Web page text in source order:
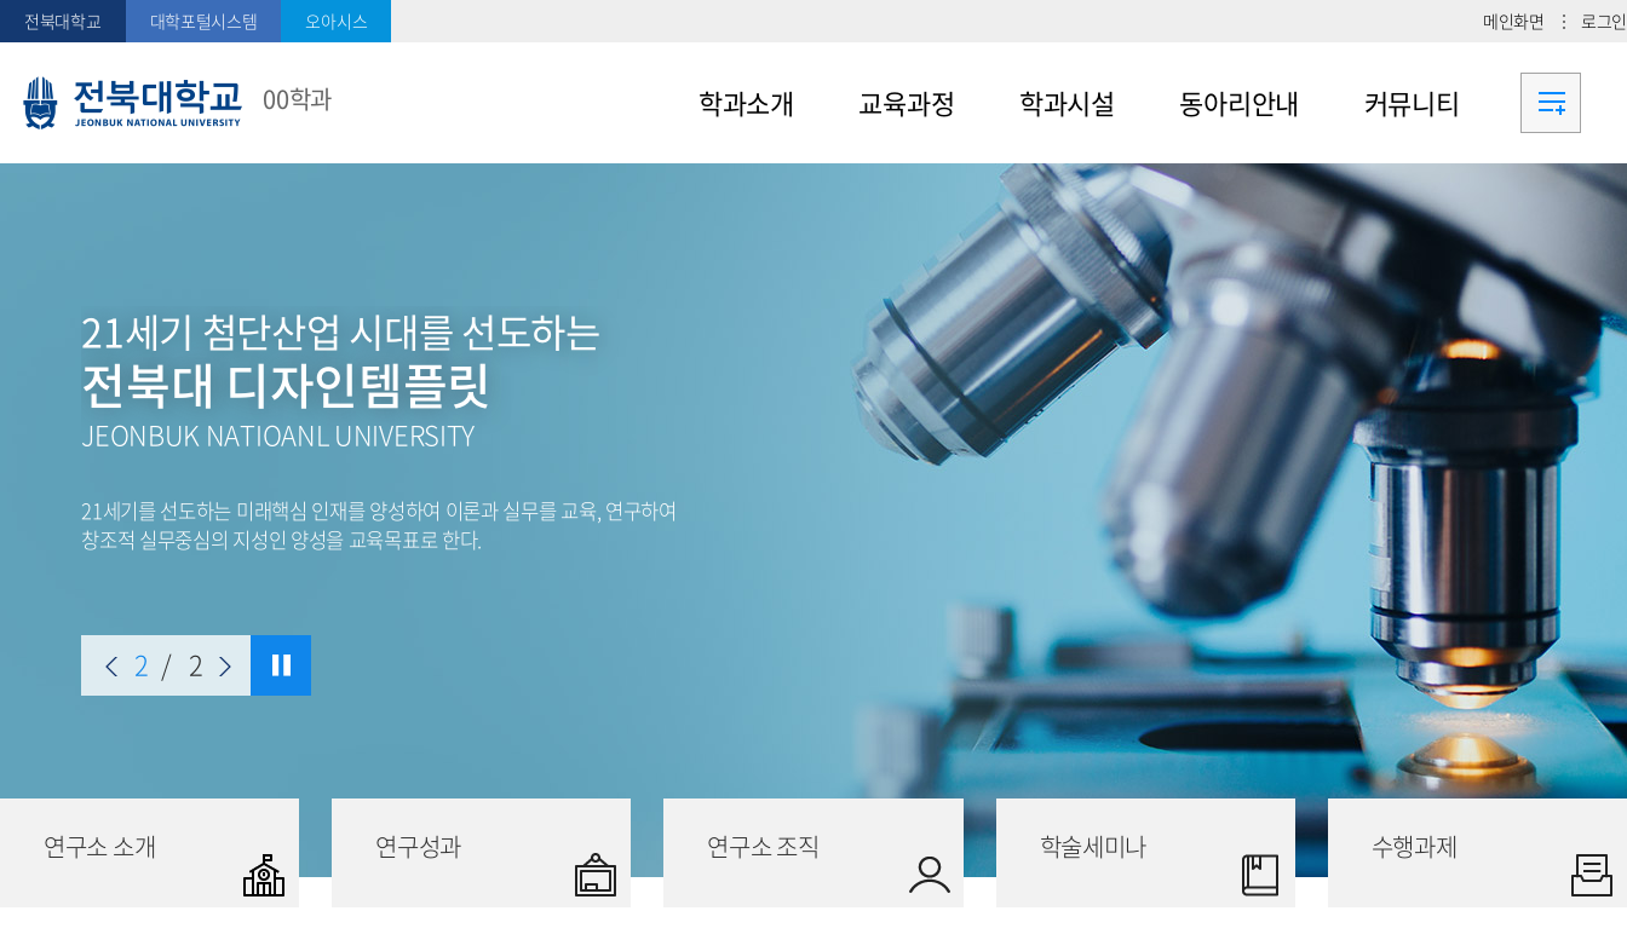
전북대학교 대학포털시스템 오아시스 메인화면 로그인
00학과 학과소개 교육과정 학과시설
메뉴3-1
메뉴3-2
동아리안내
메뉴4-1
메뉴4-2
메뉴4-3
커뮤니티
공지사항
2 / 2
21세기 첨단산업 시대를 선도하는
전북대 디자인템플릿
JEONBUK NATIOANL UNIVERSITY
21세기를 선도하는 미래핵심 인재를 양성하여 이론과 실무를 교육, 연구하여
창조적 실무중심의 지성인 양성을 교육목표로 한다.
연구소 소개 연구성과 연구소 조직 학술세미나 수행과제